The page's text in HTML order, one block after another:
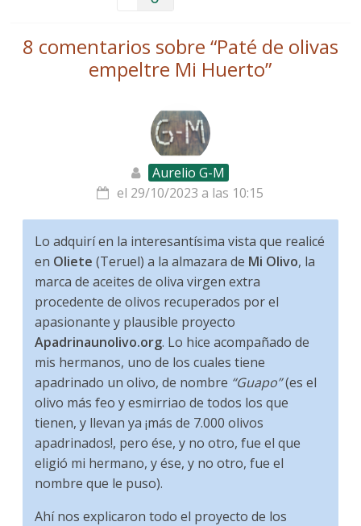
8 comentarios sobre “Paté de olivas
empeltre Mi Huerto”
Aurelio G-M
el 29/10/2023 a las 10:15
Lo adquirí en la interesantísima vista que realicé
en Oliete (Teruel) a la almazara de Mi Olivo, la
marca de aceites de oliva virgen extra
procedente de olivos recuperados por el
apasionante y plausible proyecto
Apadrinaunolivo.org. Lo hice acompañado de
mis hermanos, uno de los cuales tiene
apadrinado un olivo, de nombre “Guapo”(es el
olivo más feo y esmirriao de todos los que
tienen, y llevan ya ¡más de 7.000 olivos
apadrinados!, pero ése, y no otro, fue el que
eligió mi hermano, y ése, y no otro, fue el
nombre que le puso).
Ahí nos explicaron todo el proyecto de los